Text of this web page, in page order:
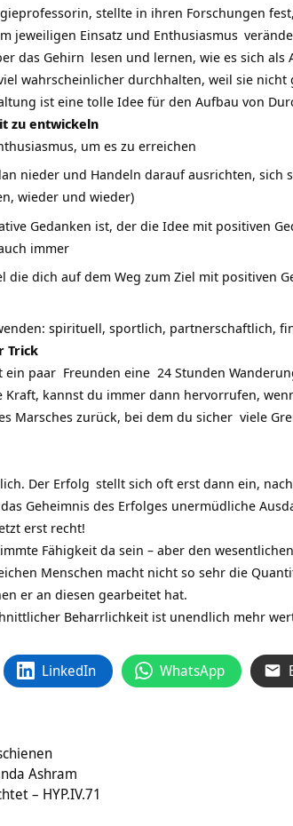
stellte in ihren Forschungen
jeweiligen Einsatz und Enthusiasmus
das Gehirn lesen und lernen, wie es sich
wahrscheinlicher durchhalten, weil sie
ist eine tolle Idee für den Aufbau von
zu entwickeln
um es zu erreichen
nieder und Handeln darauf ausrichten, sich
wieder und wieder)
Gedanken ist, der die Idee mit positiven
immer
die dich auf dem Weg zum Ziel mit positiven
spirituell, sportlich, partnerschaftlich,
Trick
paar Freunden eine 24 Stunden
kannst du immer dann hervorrufen,
Marsches zurück, bei dem du sicher viele
Der Erfolg stellt sich oft erst dann ein,
Geheimnis des Erfolges unermüdliche
erst recht!
Fähigkeit da sein – aber den
Menschen macht nicht so sehr die
er an diesen gearbeitet hat.
Beharrlichkeit ist unendlich mehr
LinkedIn WhatsApp
Ashram
– HYP.IV.71